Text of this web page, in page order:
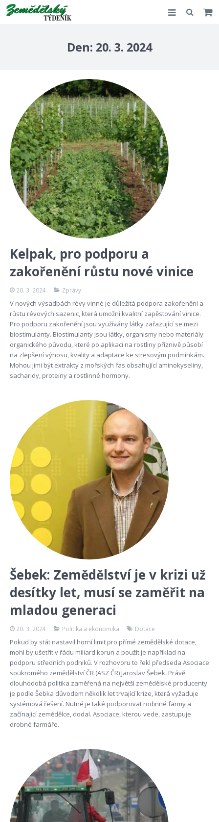
Kontakt
Den: 20. 3. 2024
Kelpak, pro podporu a
zakořenění růstu nové vinice
20. 3. 2024 Zprávy
V nových výsadbách révy vinné je důležitá podpora zakořenění a
růstu révových sazenic, která umožní kvalitní zapěstování vinice.
Pro podporu zakořenění jsou využívány látky zařazující se mezi
biostimulanty. Biostimulanty jsou látky, organismy nebo materiály
organického původu, které po aplikaci na rostliny příznivě působí
na zlepšení výnosu, kvality a adaptace ke stresovým podmínkám.
Mohou jimi být extrakty z mořských řas obsahující aminokyseliny,
sacharidy, proteiny a rostlinné hormony.
Šebek: Zemědělství je v krizi už
desítky let, musí se zaměřit na
mladou generaci
20. 3. 2024 Politika a ekonomika Dotace
Pokud by stát nastavil horní limit pro přímé zemědělské dotace,
mohl by ušetřit v řádu miliard korun a použít je například na
podporu středních podniků. V rozhovoru to řekl předseda Asociace
soukromého zemědělství ČR (ASZ ČR) Jaroslav Šebek. Právě
dlouhodobá politika zaměřená na největší zemědělské producenty
je podle Šebka důvodem několik let trvající krize, která vyžaduje
systémová řešení. Nutné je také podporovat rodinné farmy a
začínající zemědělce, dodal. Asociace, kterou vede, zastupuje
drobné farmáře.